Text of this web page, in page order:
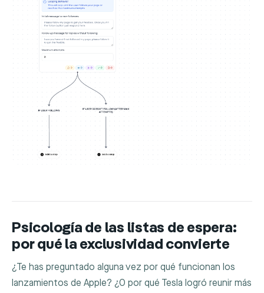
Psicología de las listas de espera:
por qué la exclusividad convierte
¿Te has preguntado alguna vez por qué funcionan los
lanzamientos de Apple? ¿O por qué Tesla logró reunir más